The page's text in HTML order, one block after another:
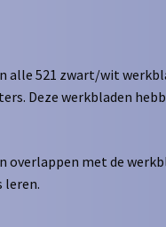
alle 521 zwart/wit
Deze werkbladen
overlappen met de
leren.